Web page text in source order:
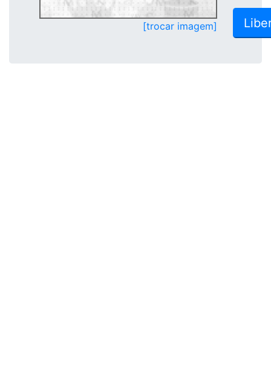
[trocar imagem]